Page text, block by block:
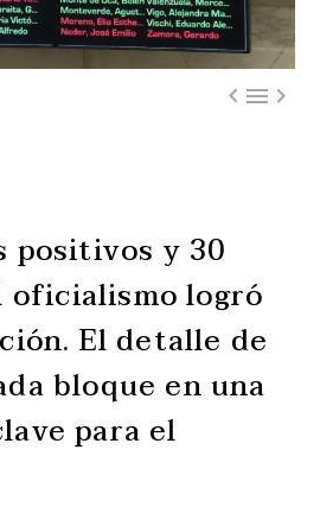

positivos y 30
oficialismo logró
El detalle de
bloque en una
para el